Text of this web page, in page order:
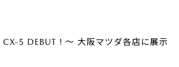
5 DEBUT！～ 大阪マツダ各店に展示